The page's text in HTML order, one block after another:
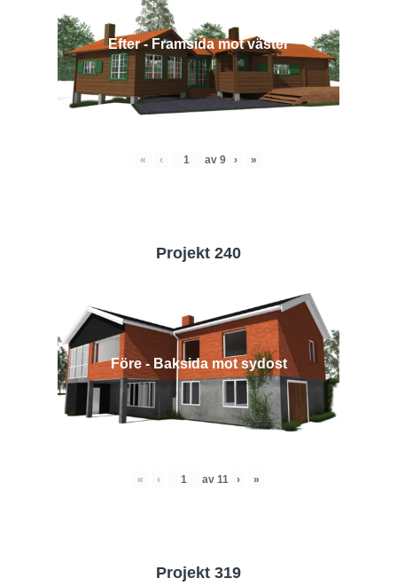
Efter - Framsida mot väster
« ‹ av 9 › »
Projekt 240
Före - Baksida mot sydost
« ‹ av 11 › »
Projekt 319